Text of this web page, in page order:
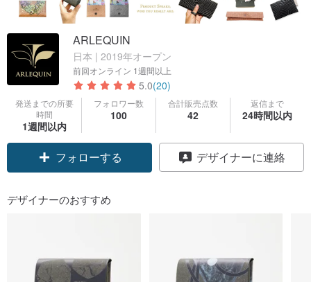
ARLEQUIN
日本 | 2019年オープン
前回オンライン 1週間以上
5.0(20)
発送までの所要
時間
1週間以内
フォロワー数
100
合計販売点数
42
返信まで
24時間以内
フォローする デザイナーに連絡
デザイナーのおすすめ